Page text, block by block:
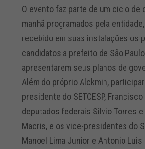
O evento faz parte de um ciclo de
manhã programados pela
recebido em suas instalações os
candidatos a prefeito de São
apresentarem seus planos de
Além do próprio Alckmin,
presidente do SETCESP,
deputados federais Silvio Torres e
Macris, e os vice-presidentes do
Manoel Lima Junior e Antonio Luis